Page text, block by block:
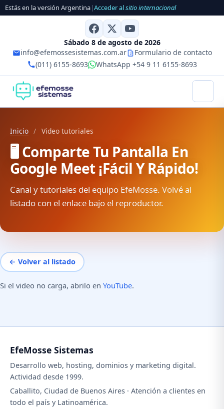
Estás en la versión Argentina|Acceder alsitio internacional
Sábado 8 de agosto de 2026
info@efemossesistemas.com.ar
Formulario de contacto
(011) 6155-8693
WhatsApp +54 9 11 6155-8693
Inicio / Video tutoriales
🖥️ Comparte Tu Pantalla En
Google Meet ¡Fácil Y Rápido!
Canal y tutoriales del equipo EfeMosse. Volvé al
listado con el enlace bajo el reproductor.
← Volver al listado
Si el video no carga, abrilo en YouTube.
EfeMosse Sistemas
Desarrollo web, hosting, dominios y marketing digital.
Actividad desde 1999.
Caballito, Ciudad de Buenos Aires · Atención a clientes en
todo el país y Latinoamérica.